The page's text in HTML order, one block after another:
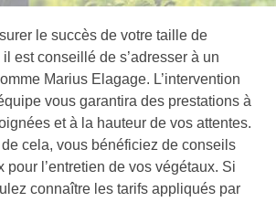
le succès de votre taille de
est conseillé de s’adresser à un
Marius Elagage. L’intervention
vous garantira des prestations à
et à la hauteur de vos attentes.
cela, vous bénéficiez de conseils
pour l’entretien de vos végétaux. Si
connaître les tarifs appliqués par